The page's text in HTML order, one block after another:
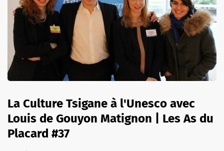
La Culture Tsigane à l'Unesco avec
Louis de Gouyon Matignon | Les As du
Placard #37